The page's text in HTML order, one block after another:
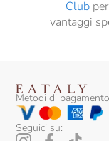
Clubper
vantaggi
Metodi di
Seguici su: